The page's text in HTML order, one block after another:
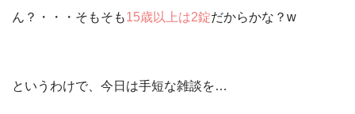
ん？・・・そもそも15歳以上は2錠だからかな？w
というわけで、今日は手短な雑談を…